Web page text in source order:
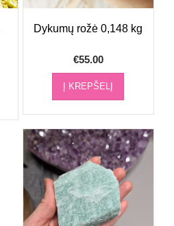
Dykumų rožė 0,148 kg
€55.00
Į KREPŠELĮ